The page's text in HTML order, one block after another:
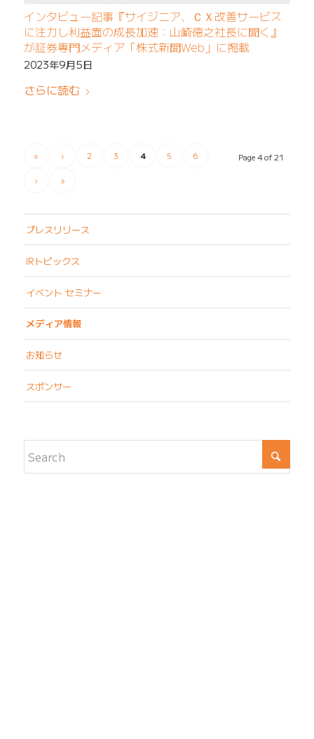
インタビュー記事『サイジニア、ＣＸ改善サービス
に注力し利益面の成長加速：山崎徳之社長に聞く』
が証券専門メディア「株式新聞Web」に掲載
2023年9月5日
さらに読む
Page 4 of 21
« ‹ 2 3 4 5 6
› »
プレスリリース
IRトピックス
イベント セミナー
メディア情報
お知らせ
スポンサー